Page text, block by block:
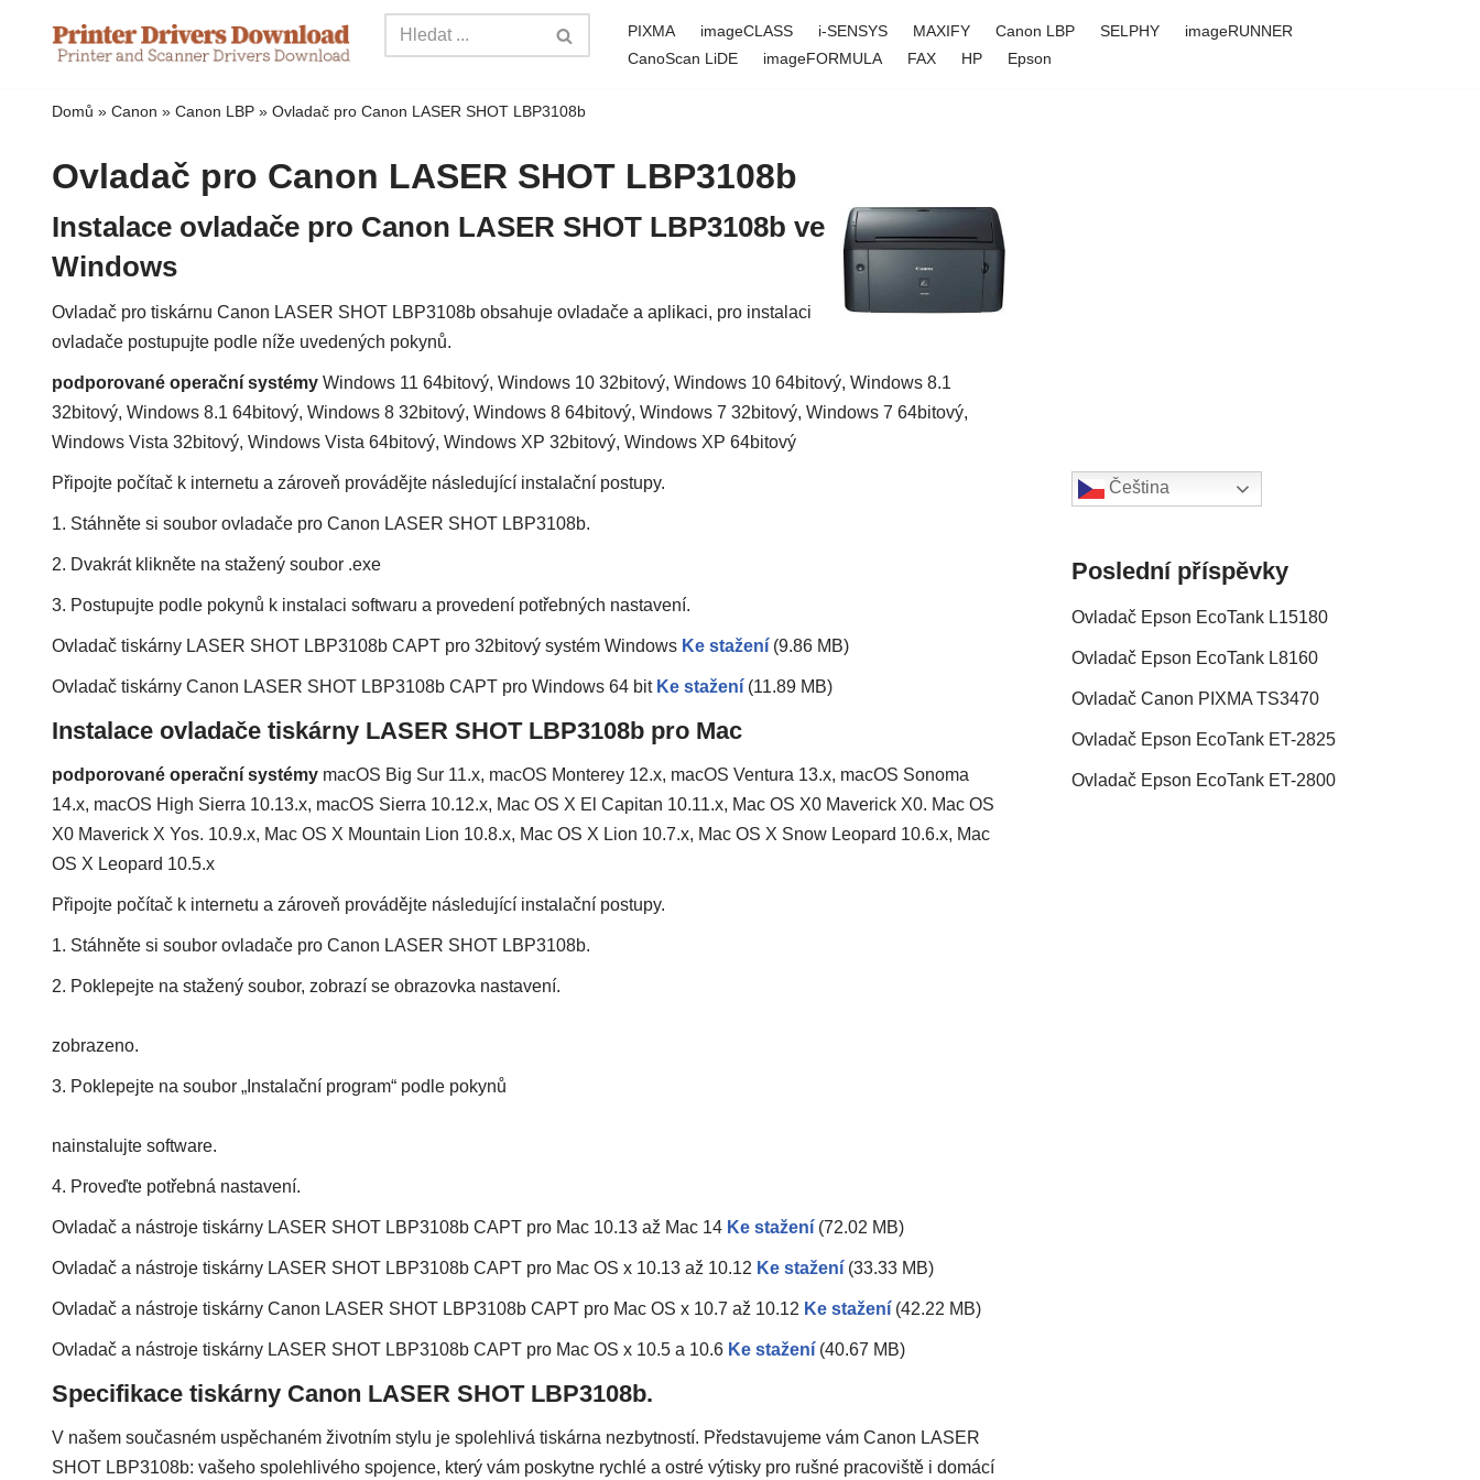
obsah
PIXMA imageCLASS i-SENSYS MAXIFY Canon LBP SELPHY
imageRUNNER
CanoScan LiDE
imageFORMULA FAX HP Epson
Domů » Canon » Canon LBP » Ovladač pro Canon LASER SHOT LBP3108b
Ovladač pro Canon LASER SHOT LBP3108b
Instalace ovladače pro Canon LASER SHOT LBP3108b ve
Windows
Ovladač pro tiskárnu Canon LASER SHOT LBP3108b obsahuje ovladače a aplikaci, pro instalaci
ovladače postupujte podle níže uvedených pokynů.
podporované operační systémy Windows 11 64bitový, Windows 10 32bitový, Windows 10 64bitový, Windows 8.1
32bitový, Windows 8.1 64bitový, Windows 8 32bitový, Windows 8 64bitový, Windows 7 32bitový, Windows 7 64bitový,
Windows Vista 32bitový, Windows Vista 64bitový, Windows XP 32bitový, Windows XP 64bitový
Připojte počítač k internetu a zároveň provádějte následující instalační postupy.
1. Stáhněte si soubor ovladače pro Canon LASER SHOT LBP3108b.
2. Dvakrát klikněte na stažený soubor .exe
3. Postupujte podle pokynů k instalaci softwaru a provedení potřebných nastavení.
Ovladač tiskárny LASER SHOT LBP3108b CAPT pro 32bitový systém Windows Ke stažení (9.86 MB)
Ovladač tiskárny Canon LASER SHOT LBP3108b CAPT pro Windows 64 bit Ke stažení (11.89 MB)
Instalace ovladače tiskárny LASER SHOT LBP3108b pro Mac
podporované operační systémy macOS Big Sur 11.x, macOS Monterey 12.x, macOS Ventura 13.x, macOS Sonoma
14.x, macOS High Sierra 10.13.x, macOS Sierra 10.12.x, Mac OS X El Capitan 10.11.x, Mac OS X0 Maverick X0. Mac OS
X0 Maverick X Yos. 10.9.x, Mac OS X Mountain Lion 10.8.x, Mac OS X Lion 10.7.x, Mac OS X Snow Leopard 10.6.x, Mac
OS X Leopard 10.5.x
Připojte počítač k internetu a zároveň provádějte následující instalační postupy.
1. Stáhněte si soubor ovladače pro Canon LASER SHOT LBP3108b.
2. Poklepejte na stažený soubor, zobrazí se obrazovka nastavení.
zobrazeno.
3. Poklepejte na soubor „Instalační program“ podle pokynů
nainstalujte software.
4. Proveďte potřebná nastavení.
Ovladač a nástroje tiskárny LASER SHOT LBP3108b CAPT pro Mac 10.13 až Mac 14 Ke stažení (72.02 MB)
Ovladač a nástroje tiskárny LASER SHOT LBP3108b CAPT pro Mac OS x 10.13 až 10.12 Ke stažení (33.33 MB)
Ovladač a nástroje tiskárny Canon LASER SHOT LBP3108b CAPT pro Mac OS x 10.7 až 10.12 Ke stažení (42.22 MB)
Ovladač a nástroje tiskárny LASER SHOT LBP3108b CAPT pro Mac OS x 10.5 a 10.6 Ke stažení (40.67 MB)
Specifikace tiskárny Canon LASER SHOT LBP3108b.
V našem současném uspěchaném životním stylu je spolehlivá tiskárna nezbytností. Představujeme vám Canon LASER
SHOT LBP3108b: vašeho spolehlivého spojence, který vám poskytne rychlé a ostré výtisky pro rušné pracoviště i domácí
Čeština‎
Poslední příspěvky
Ovladač Epson EcoTank L15180
Ovladač Epson EcoTank L8160
Ovladač Canon PIXMA TS3470
Ovladač Epson EcoTank ET-2825
Ovladač Epson EcoTank ET-2800